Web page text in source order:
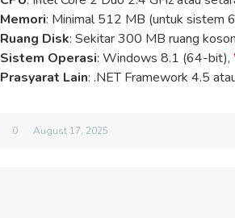
Memori: Minimal 512 MB (untuk sistem
Ruang Disk: Sekitar 300 MB ruang
Sistem Operasi: Windows 8.1 (64-bit),
Prasyarat Lain: .NET Framework 4.5
0 August 17, 2025